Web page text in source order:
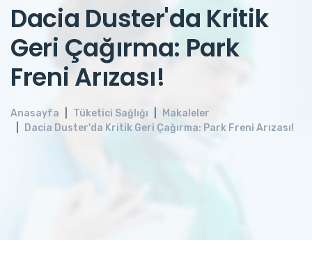
Dacia Duster'da Kritik
Geri Çağırma: Park
Freni Arızası!
Anasayfa Tüketici Sağlığı
Makaleler
Dacia Duster'da Kritik Geri Çağırma: Park Freni Arızası!